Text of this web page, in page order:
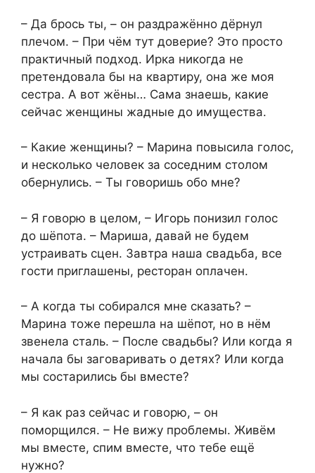
– Да брось ты, – он раздражённо дёрнул
плечом. – При чём тут доверие? Это просто
практичный подход. Ирка никогда не
претендовала бы на квартиру, она же моя
сестра. А вот жёны… Сама знаешь, какие
сейчас женщины жадные до имущества.
– Какие женщины? – Марина повысила голос,
и несколько человек за соседним столом
обернулись. – Ты говоришь обо мне?
– Я говорю в целом, – Игорь понизил голос
до шёпота. – Мариша, давай не будем
устраивать сцен. Завтра наша свадьба, все
гости приглашены, ресторан оплачен.
– А когда ты собирался мне сказать? –
Марина тоже перешла на шёпот, но в нём
звенела сталь. – После свадьбы? Или когда я
начала бы заговаривать о детях? Или когда
мы состарились бы вместе?
– Я как раз сейчас и говорю, – он
поморщился. – Не вижу проблемы. Живём
мы вместе, спим вместе, что тебе ещё
нужно?